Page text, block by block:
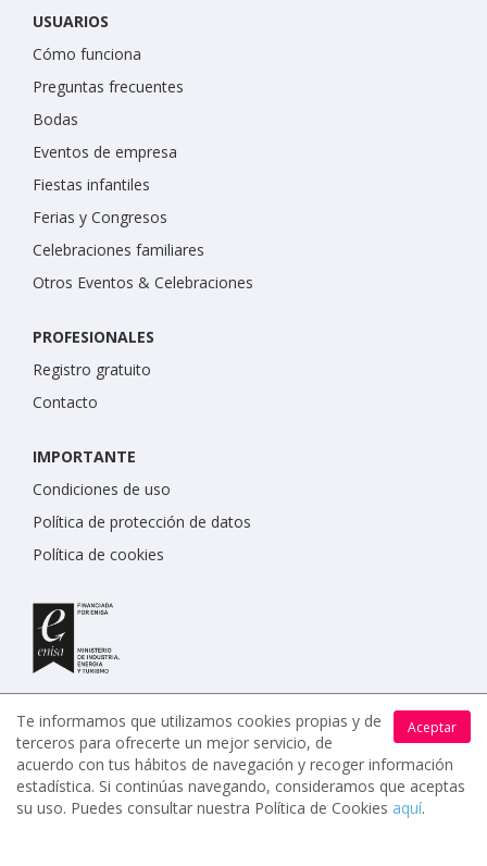
USUARIOS
Cómo funciona
Preguntas frecuentes
Bodas
Eventos de empresa
Fiestas infantiles
Ferias y Congresos
Celebraciones familiares
Otros Eventos & Celebraciones
PROFESIONALES
Registro gratuito
Contacto
IMPORTANTE
Condiciones de uso
Política de protección de datos
Política de cookies
www.celebrents.es tiene una calificación de 5 / 5 otorgada
por 7900 miembros.
Aceptar
Te informamos que utilizamos cookies propias y de
terceros para ofrecerte un mejor servicio, de
acuerdo con tus hábitos de navegación y recoger información
estadística. Si continúas navegando, consideramos que aceptas
su uso. Puedes consultar nuestra Política de Cookies aquí.